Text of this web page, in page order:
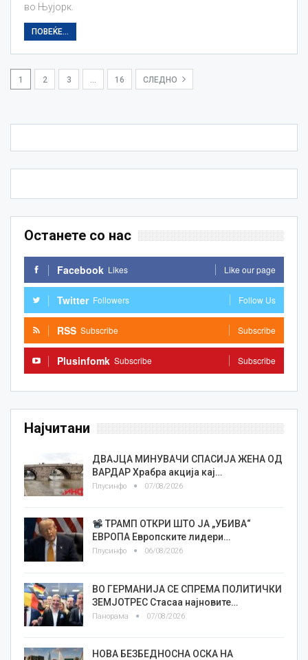
во Њујорк.
ПОВЕЌЕ...
1 2 3 16 СЛЕДНО
Останете со нас
Facebook Likes Like our page
Twitter Followers Follow Us
RSS Subscribe Subscribe
Plusinfomk Subscribe Subscribe
Најчитани
ДВАЈЦА МИНУВАЧИ СПАСИЈА ЖЕНА ОД
ВАРДАР Храбра акција кај…
Плусинфо 07/08/2026
ТРАМП ОТКРИ ШТО ЈА „УБИВА“
ЕВРОПА Европските лидери…
Плусинфо 06/08/2026
ВО ГЕРМАНИЈА СЕ СПРЕМА ПОЛИТИЧКИ
ЗЕМЈОТРЕС Стасаа најновите…
Панорама 07/08/2026
НОВА БЕЗБЕДНОСНА ОСКА НА